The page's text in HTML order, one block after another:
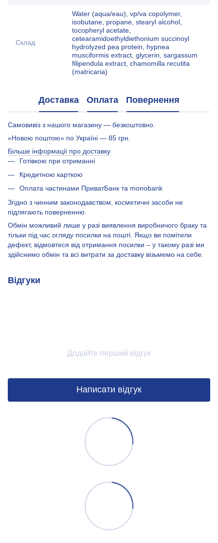
Склад
Water (aqua/eau), vp/va copolymer,
isobutane, propane, stearyl alcohol,
tocopheryl acetate,
cetearamidoethyldiethonium succinoyl
hydrolyzed pea protein, hypnea
musciformis extract, glycerin, sargassum
filipendula extract, chamomilla recutita
(matricaria)
Доставка Оплата Повернення
Самовивіз з нашого магазину — безкоштовно.
«Новою поштою» по Україні — 85 грн.
Більше інформації про доставку
Готівкою при отриманні
Кредитною карткою
Оплата частинами ПриватБанк та monobank
Згідно з чинним законодавством, косметичні засоби не
підлягають поверненню.
Обмін можливий лише у разі виявлення виробничого браку та
тільки під час огляду посилки на пошті. Якщо ви помітили
дефект, відмовтеся від отримання посилки – у такому разі ми
здійснимо обмін та всі витрати за доставку візьмемо на себе.
Відгуки
Додайте перший відгук
Написати відгук